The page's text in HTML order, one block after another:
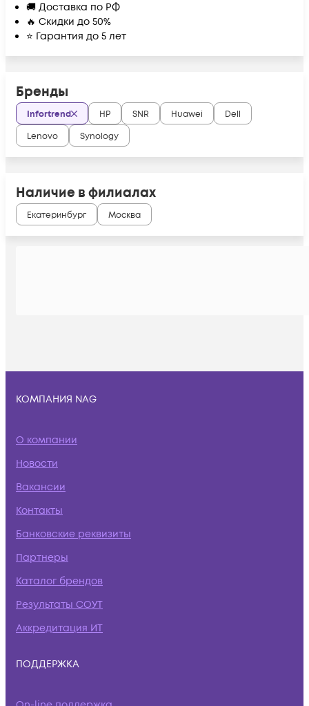
🚚 Доставка по РФ
🔥 Скидки до 50%
⭐ Гарантия до 5 лет
Бренды
Infortrend HP SNR Huawei
Dell
Lenovo
Synology
Наличие в филиалах
Екатеринбург Москва
КОМПАНИЯ NAG
О компании
Новости
Вакансии
Контакты
Банковские реквизиты
Партнеры
Каталог брендов
Результаты СОУТ
Аккредитация ИТ
ПОДДЕРЖКА